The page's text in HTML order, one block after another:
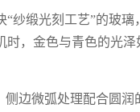
纱缎光刻工艺”的玻璃
时，金色与青色的光泽
侧边微弧处理配合圆润